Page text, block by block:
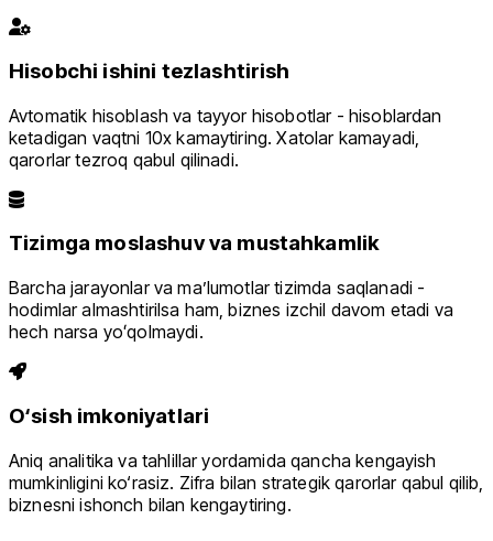
Hisobchi ishini tezlashtirish
Avtomatik hisoblash va tayyor hisobotlar - hisoblardan
ketadigan vaqtni 10x kamaytiring. Xatolar kamayadi,
qarorlar tezroq qabul qilinadi.
Tizimga moslashuv va mustahkamlik
Barcha jarayonlar va maʼlumotlar tizimda saqlanadi -
hodimlar almashtirilsa ham, biznes izchil davom etadi va
hech narsa yoʻqolmaydi.
O‘sish imkoniyatlari
Aniq analitika va tahlillar yordamida qancha kengayish
mumkinligini ko‘rasiz. Zifra bilan strategik qarorlar qabul qilib,
biznesni ishonch bilan kengaytiring.